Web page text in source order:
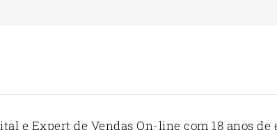
e Expert de Vendas On-line com 18 anos